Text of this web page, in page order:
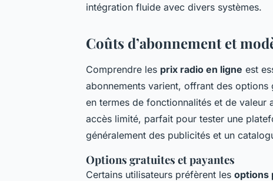
intégration fluide avec divers systèmes.
Coûts d’abonnement et
Comprendre les prix radio en ligne est
abonnements varient, offrant des
en termes de fonctionnalités et de valeur
accès limité, parfait pour tester une
généralement des publicités et un
Options gratuites et payantes
Certains utilisateurs préfèrent les options